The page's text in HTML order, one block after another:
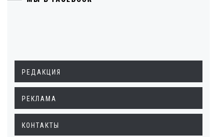
РЕДАКЦИЯ
РЕКЛАМА
КОНТАКТЫ